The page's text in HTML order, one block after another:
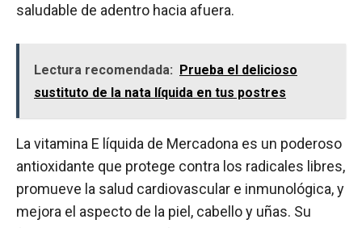
saludable de adentro hacia afuera.
Lectura recomendada: Prueba el delicioso
sustituto de la nata líquida en tus postres
La vitamina E líquida de Mercadona es un poderoso
antioxidante que protege contra los radicales libres,
promueve la salud cardiovascular e inmunológica, y
mejora el aspecto de la piel, cabello y uñas. Su